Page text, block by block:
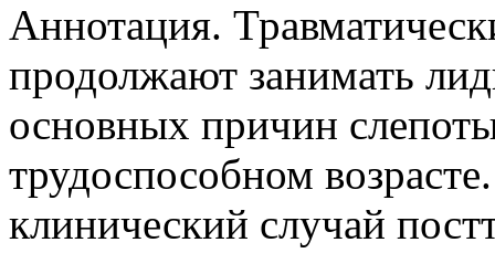
Аннотация.
продолжают занимать
основных причин
трудоспособном
клинический случай